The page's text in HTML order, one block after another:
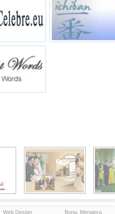
Web Design Bona, Menajera